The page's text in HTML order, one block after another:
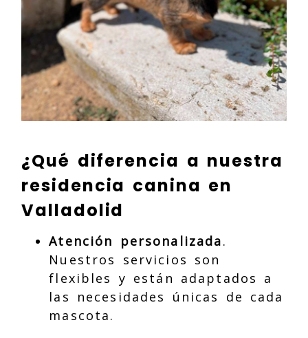
¿Qué diferencia a nuestra
residencia canina en
Valladolid
Atención personalizada.
Nuestros servicios son
flexibles y están adaptados a
las necesidades únicas de cada
mascota.